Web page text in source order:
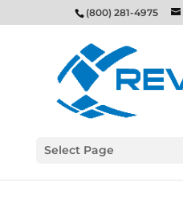
(800) 281-4975
Select Page